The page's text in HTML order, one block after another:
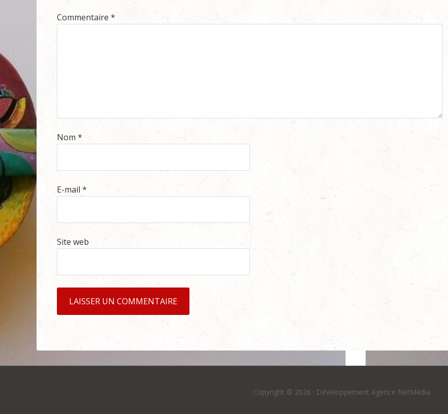
Commentaire *
Nom *
E-mail *
Site web
Copyright © 2026 · Développement Agence NetMédia